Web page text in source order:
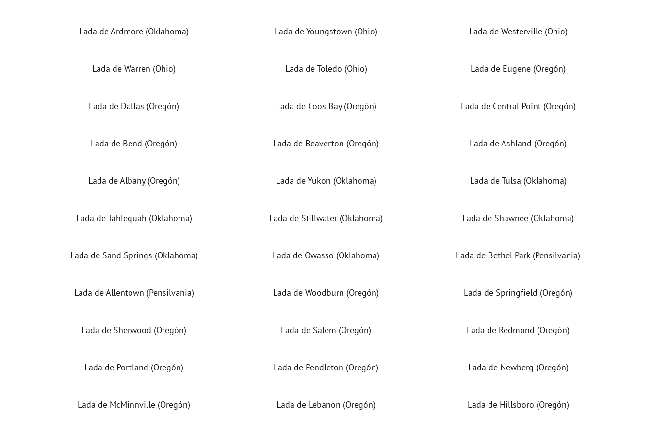
Lada de Ardmore (Oklahoma) Lada de Youngstown (Ohio) Lada de Westerville (Ohio)
Lada de Warren (Ohio) Lada de Toledo (Ohio) Lada de Eugene (Oregón)
Lada de Dallas (Oregón) Lada de Coos Bay (Oregón) Lada de Central Point (Oregón)
Lada de Bend (Oregón) Lada de Beaverton (Oregón) Lada de Ashland (Oregón)
Lada de Albany (Oregón) Lada de Yukon (Oklahoma) Lada de Tulsa (Oklahoma)
Lada de Tahlequah (Oklahoma) Lada de Stillwater (Oklahoma) Lada de Shawnee (Oklahoma)
Lada de Sand Springs (Oklahoma) Lada de Owasso (Oklahoma) Lada de Bethel Park (Pensilvania)
Lada de Allentown (Pensilvania) Lada de Woodburn (Oregón) Lada de Springfield (Oregón)
Lada de Sherwood (Oregón) Lada de Salem (Oregón) Lada de Redmond (Oregón)
Lada de Portland (Oregón) Lada de Pendleton (Oregón) Lada de Newberg (Oregón)
Lada de McMinnville (Oregón) Lada de Lebanon (Oregón) Lada de Hillsboro (Oregón)